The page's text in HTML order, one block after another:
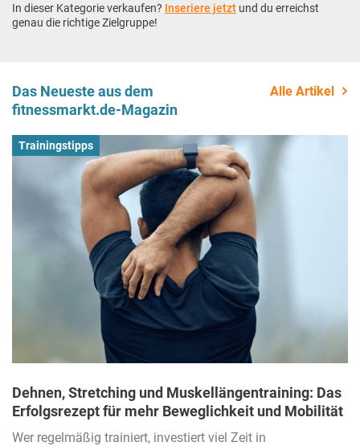
In dieser Kategorie verkaufen? Inseriere jetzt und du erreichst
genau die richtige Zielgruppe!
Das Neueste aus dem
fitnessmarkt.de-Magazin
Alle Artikel
Trainingstipps
Dehnen, Stretching und Muskellängentraining: Das
Erfolgsrezept für mehr Beweglichkeit und Mobilität
Wer regelmäßig trainiert, investiert viel Zeit in